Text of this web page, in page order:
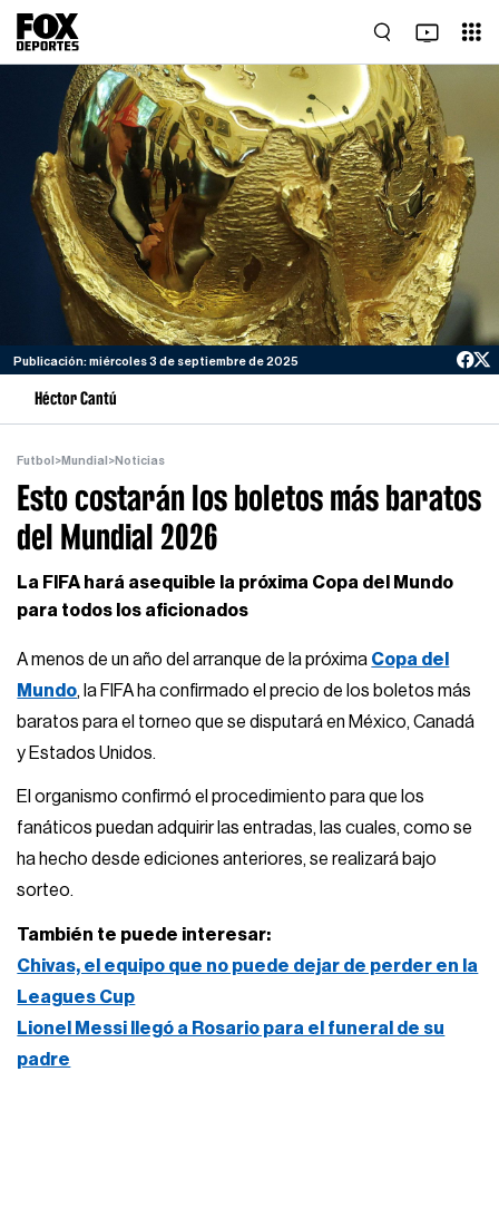
Publicación: miércoles 3 de septiembre de 2025
Héctor Cantú
Futbol >Mundial >Noticias
Esto costarán los boletos más baratos
del Mundial 2026
La FIFA hará asequible la próxima Copa del Mundo
para todos los aficionados
A menos de un año del arranque de la próxima Copa del
Mundo, la FIFA ha confirmado el precio de los boletos más
baratos para el torneo que se disputará en México, Canadá
y Estados Unidos.
El organismo confirmó el procedimiento para que los
fanáticos puedan adquirir las entradas, las cuales, como se
ha hecho desde ediciones anteriores, se realizará bajo
sorteo.
También te puede interesar:
Chivas, el equipo que no puede dejar de perder en la
Leagues Cup
Lionel Messi llegó a Rosario para el funeral de su
padre